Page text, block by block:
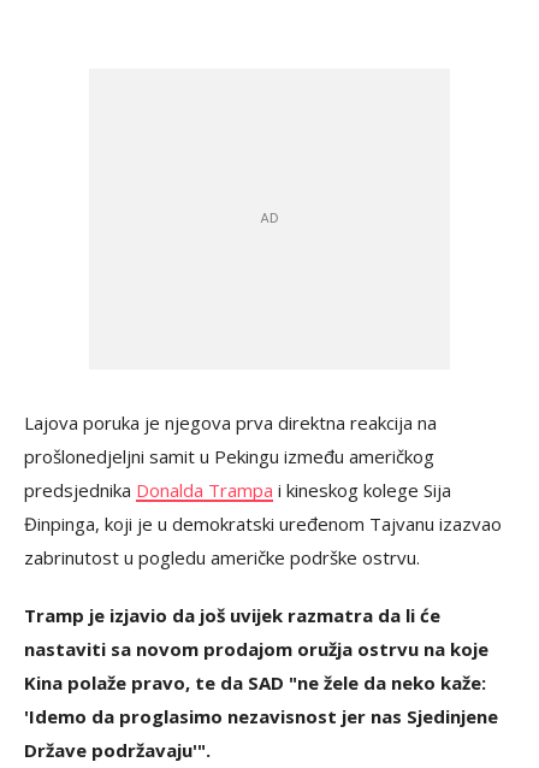
Lajova poruka je njegova prva direktna reakcija na
prošlonedjeljni samit u Pekingu između američkog
predsjednika Donalda Trampa i kineskog kolege Sija
Đinpinga, koji je u demokratski uređenom Tajvanu izazvao
zabrinutost u pogledu američke podrške ostrvu.
Tramp je izjavio da još uvijek razmatra da li će
nastaviti sa novom prodajom oružja ostrvu na koje
Kina polaže pravo, te da SAD "ne žele da neko kaže:
'Idemo da proglasimo nezavisnost jer nas Sjedinjene
Države podržavaju'".